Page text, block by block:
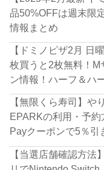
品50%OFFは週末限
情報まとめ
【ドミノピザ2月 日
枚買うと2枚無料！
ン情報！ハーフ＆ハ
【無限くら寿司】や
EPARKの利用・予
Payクーポンで5％引
【当選店舗確認方